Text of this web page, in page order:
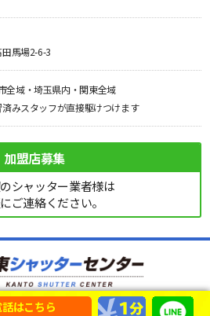
馬場2-6-3
全域・埼玉県内・関東全域
みスタッフが直接駆けつけます
加盟店募集
シャッター業者様は
ご連絡ください。
はこちら